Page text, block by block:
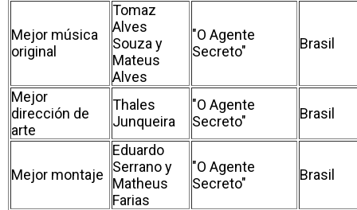
Mejor música
original
Tomaz
Alves
Souza y
Mateus
Alves
"O Agente
Secreto"
Brasil
Mejor
dirección de
arte
Thales
Junqueira
"O Agente
Secreto"
Brasil
Mejor montaje
Eduardo
Serrano y
Matheus
Farias
"O Agente
Secreto"
Brasil